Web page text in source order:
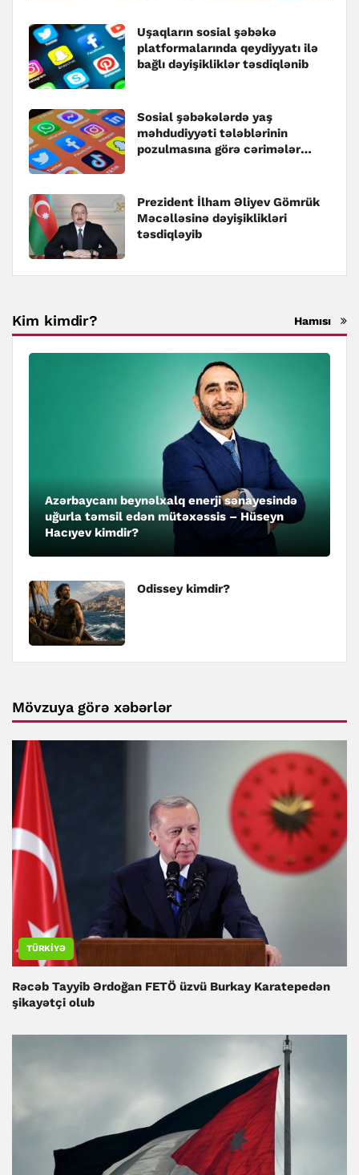
Uşaqların sosial şəbəkə
platformalarında qeydiyyatı ilə
bağlı dəyişikliklər təsdiqlənib
Sosial şəbəkələrdə yaş
məhdudiyyəti tələblərinin
pozulmasına görə cərimələr
Prezident İlham Əliyev Gömrük
Məcəlləsinə dəyişiklikləri
təsdiqləyib
Kim kimdir? Hamısı
Azərbaycanı beynəlxalq enerji sənayesində
uğurla təmsil edən mütəxəssis – Hüseyn
Hacıyev kimdir?
Odissey kimdir?
Mövzuya görə xəbərlər
TÜRKIYƏ
Rəcəb Tayyib Ərdoğan FETÖ üzvü Burkay Karatepedən
şikayətçi olub